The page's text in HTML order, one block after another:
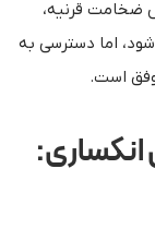
ضخامت قرنیه،
اما دسترسی به
است.